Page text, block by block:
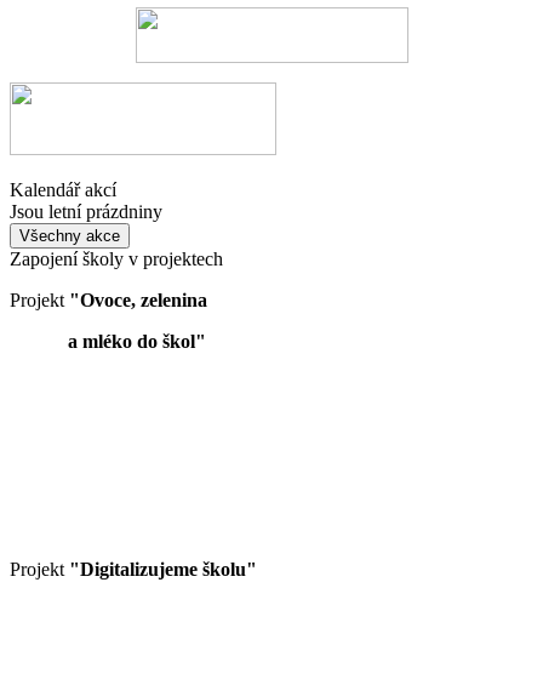
Kalendář akcí
Jsou letní prázdniny
Všechny akce
Zapojení školy v projektech
Projekt "Ovoce, zelenina
a mléko do škol"
Projekt "Digitalizujeme školu"